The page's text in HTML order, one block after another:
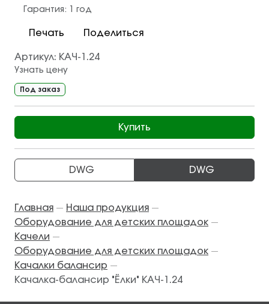
Гарантия:
1 год
Печать Поделиться
Артикул: КАЧ-1.24
Узнать цену
Под заказ
Купить
DWG DWG
Главная — Наша продукция —
Оборудование для детских площадок —
Качели —
Оборудование для детских площадок —
Качалки балансир —
Качалка-балансир "Ёлки" КАЧ-1.24